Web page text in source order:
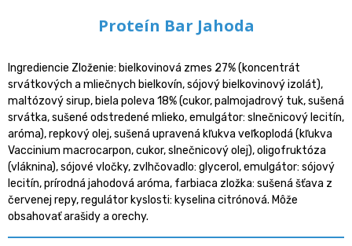
Proteín Bar Jahoda
Ingrediencie Zloženie: bielkovinová zmes 27% (koncentrát
srvátkových a mliečnych bielkovín, sójový bielkovinový izolát),
maltózový sirup, biela poleva 18% (cukor, palmojadrový tuk, sušená
srvátka, sušené odstredené mlieko, emulgátor: slnečnicový lecitín,
aróma), repkový olej, sušená upravená kľukva veľkoplodá (kľukva
Vaccinium macrocarpon, cukor, slnečnicový olej), oligofruktóza
(vláknina), sójové vločky, zvlhčovadlo: glycerol, emulgátor: sójový
lecitín, prírodná jahodová aróma, farbiaca zložka: sušená šťava z
červenej repy, regulátor kyslosti: kyselina citrónová. Môže
obsahovať arašidy a orechy.